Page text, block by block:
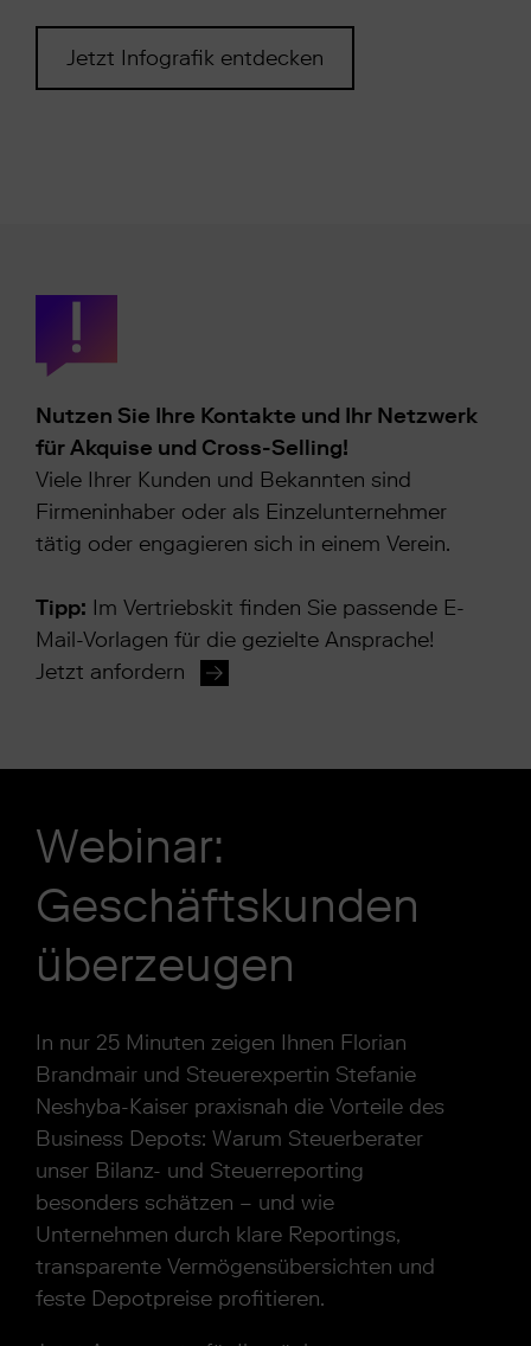
Jetzt Infografik entdecken
Nutzen Sie Ihre Kontakte und Ihr Netzwerk
für Akquise und Cross-Selling!
Viele Ihrer Kunden und Bekannten sind
Firmeninhaber oder als Einzelunternehmer
tätig oder engagieren sich in einem Verein.
Tipp: Im Vertriebskit finden Sie passende E-
Mail-Vorlagen für die gezielte Ansprache!
Jetzt anfordern
Webinar:
Geschäftskunden
überzeugen
In nur 25 Minuten zeigen Ihnen Florian
Brandmair und Steuerexpertin Stefanie
Neshyba-Kaiser praxisnah die Vorteile des
Business Depots: Warum Steuerberater
unser Bilanz- und Steuerreporting
besonders schätzen – und wie
Unternehmen durch klare Reportings,
transparente Vermögensübersichten und
feste Depotpreise profitieren.